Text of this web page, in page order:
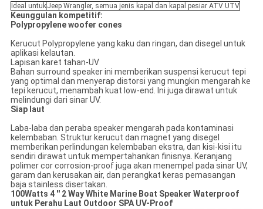
Ideal untukJeep Wrangler, semua jenis kapal dan kapal pesiar ATV UTV
Keunggulan kompetitif:
Polypropylene woofer cones
Kerucut Polypropylene yang kaku dan ringan, dan disegel untuk
aplikasi kelautan.
Lapisan karet tahan-UV
Bahan surround speaker ini memberikan suspensi kerucut tepi
yang optimal dan menyerap distorsi yang mungkin mengarah ke
tepi kerucut, menambah kuat low-end. Ini juga dirawat untuk
melindungi dari sinar UV.
Siap laut
Laba-laba dan peraba speaker mengarah pada kontaminasi
kelembaban. Struktur kerucut dan magnet yang disegel
memberikan perlindungan kelembaban ekstra, dan kisi-kisi itu
sendiri dirawat untuk mempertahankan finisnya. Keranjang
polimer cor corrosion-proof juga akan menempel pada sinar UV,
garam dan kerusakan air, dan perangkat keras pemasangan
baja stainless disertakan.
100Watts 4 '' 2 Way White Marine Boat Speaker Waterproof
untuk Perahu Laut Outdoor SPA UV-Proof